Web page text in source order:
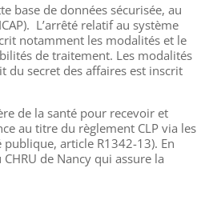
base de données sécurisée, au
L’arrêté relatif au système
notamment les modalités et le
de traitement. Les modalités
du secret des affaires est inscrit
de la santé pour recevoir et
au titre du règlement CLP via les
publique, article R1342-13). En
de Nancy qui assure la